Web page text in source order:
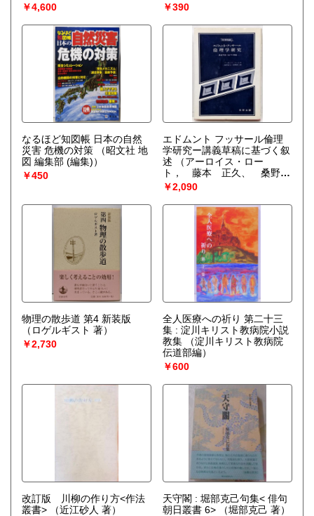
￥4,600
￥390
なるほど知図帳 日本の自然
災害 危機の対策
（昭文社 地
図 編集部 (編集)）
￥450
エドムント フッサール倫理
学研究ー講義草稿に基づく叙
述
（アーロイス・ロー
ト， 藤本 正久、 桑野
耕三）
￥2,090
物理の散歩道 第4 新装版
（ロゲルギスト 著）
￥2,730
全人医療への祈り 第二十三
集 : 淀川キリスト教病院小説
教集
（淀川キリスト教病院
伝道部編）
￥600
改訂版 川柳の作り方<作法
叢書>
（近江砂人 著）
天守閣 : 堀部克己句集< 俳句
朝日叢書 6>
（堀部克己 著）